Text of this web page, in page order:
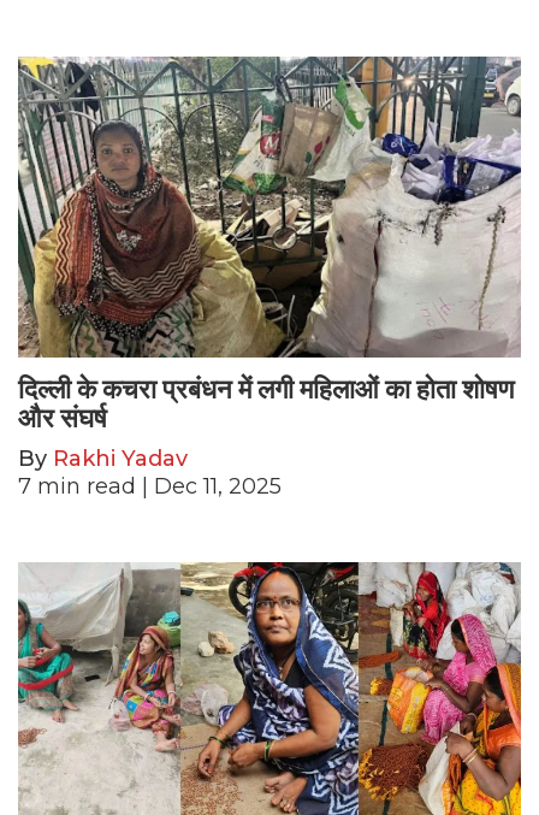
दिल्ली के कचरा प्रबंधन में लगी महिलाओं का होता शोषण
और संघर्ष
By Rakhi Yadav
7 min read | Dec 11, 2025